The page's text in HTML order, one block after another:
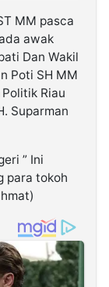
MM pasca
awak
Dan Wakil
Poti SH MM
Riau
Suparman
” Ini
para tokoh